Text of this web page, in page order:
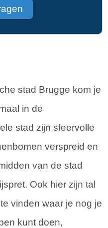
stad Brugge kom je
in de
stad zijn sfeervolle
verspreid en
van de stad
Ook hier zijn tal
vinden waar je nog je
kunt doen,